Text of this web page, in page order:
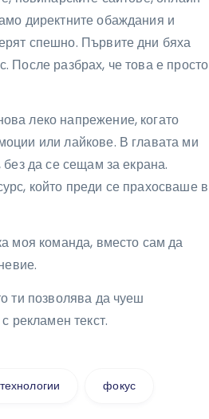
директните обаждания и
спешно. Първите дни бяха
После разбрах, че това е просто
леко напрежение, когато
или лайкове. В главата ми
да се сещам за екрана.
който преди се прахосваше в
моя команда, вместо сам да
ти позволява да чуеш
рекламен текст.
технологии фокус